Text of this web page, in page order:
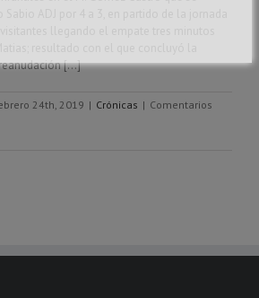
ADJ por 4 a 3, en partido de la jornada
llegando el empate tres minutos
[...]
24th, 2019 | Crónicas | Comentarios